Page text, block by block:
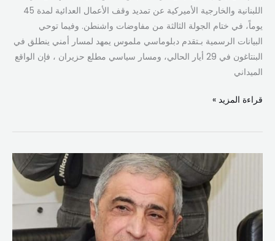
اللبنانية والخارجية الأميركية عن تمديد وقف الأعمال العدائية لمدة 45
يوماً، في ختام الجولة الثالثة من مفاوضات واشنطن. وفيما توحي
البيانات الرسمية بـتقدم دبلوماسي ملموس يمهد لمسار أمني ينطلق في
البنتاغون في 29 أيار الحالي، ومسار سياسي مطلع حزيران ، فإن الواقع
الميداني
قراءة المزيد »
أولوية
لبنان…
والضامن